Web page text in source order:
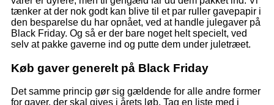
tænker at der nok godt kan blive til et par ruller gavepapir i
den besparelse du har opnået, ved at handle julegaver på
Black Friday. Og så er der bare noget helt specielt, ved
selv at pakke gaverne ind og putte dem under juletræet.
Køb gaver generelt på Black Friday
Det samme princip gør sig gældende for alle andre former
for gaver, der skal gives i årets løb. Tag en liste med i